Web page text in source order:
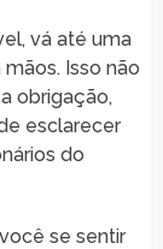
vá até uma
Isso não
obrigação,
esclarecer
do
se sentir